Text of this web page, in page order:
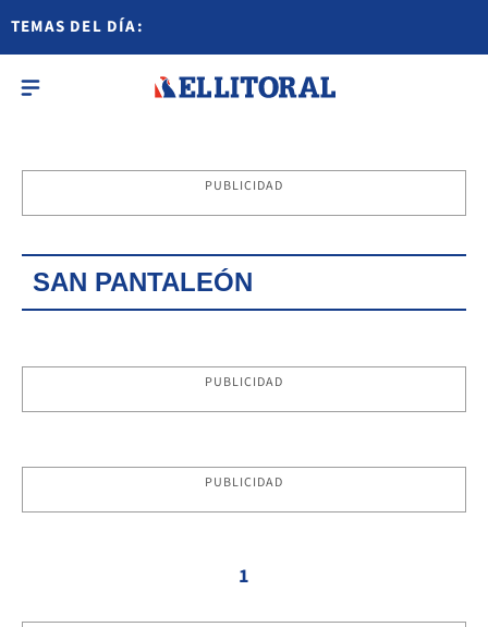
TEMAS DEL DÍA:
PUBLICIDAD
SAN PANTALEÓN
PUBLICIDAD
PUBLICIDAD
1